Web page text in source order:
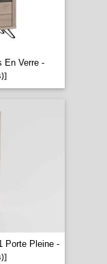
En Verre -
Porte Pleine -